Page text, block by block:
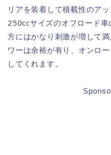
リアを装着して積載性のア
250ccサイズのオフロード
方にはかなり刺激が増して
ワーは余裕が有り、オンロ
してくれます。